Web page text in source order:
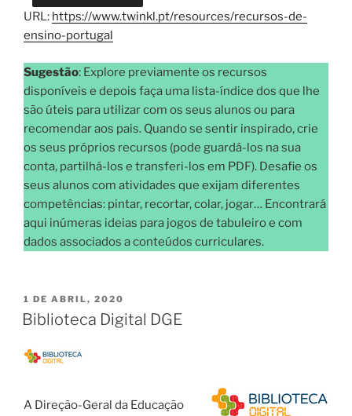
URL: https://www.twinkl.pt/resources/recursos-de-
ensino-portugal
Sugestão: Explore previamente os recursos
disponíveis e depois faça uma lista-índice dos que lhe
são úteis para utilizar com os seus alunos ou para
recomendar aos pais. Quando se sentir inspirado, crie
os seus próprios recursos (pode guardá-los na sua
conta, partilhá-los e transferi-los em PDF). Desafie os
seus alunos com atividades que exijam diferentes
competências: pintar, recortar, colar, jogar… Encontrará
aqui inúmeras ideias para jogos de tabuleiro e com
dados associados a conteúdos curriculares.
PUBLICADO
EM
1 DE ABRIL, 2020
Biblioteca Digital DGE
A Direção-Geral da Educação